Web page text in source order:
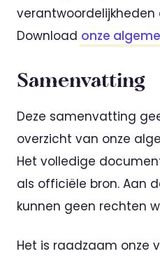
verantwoordelijkheden
Download onze
Samenvatting
Deze samenvatting
overzicht van onze
Het volledige
als officiële bron. Aan
kunnen geen rechten
Het is raadzaam onze